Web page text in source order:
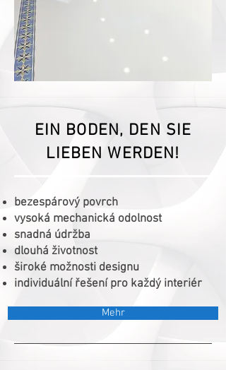
EIN BODEN, DEN SIE
LIEBEN WERDEN!
bezespárový povrch
vysoká mechanická odolnost
snadná údržba
dlouhá životnost
široké možnosti designu
individuální řešení pro každý interiér
Mehr